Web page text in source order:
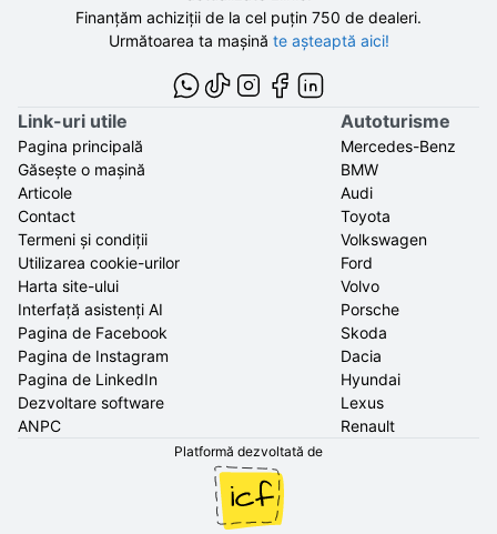
Finanțăm achiziții de la cel puțin 750 de dealeri.
Următoarea ta mașină te așteaptă aici!
Link-uri utile
Pagina principală
Găsește o mașină
Articole
Contact
Termeni și condiții
Utilizarea cookie-urilor
Harta site-ului
Interfață asistenți AI
Pagina de Facebook
Pagina de Instagram
Pagina de LinkedIn
Dezvoltare software
ANPC
Autoturisme
Mercedes-Benz
BMW
Audi
Toyota
Volkswagen
Ford
Volvo
Porsche
Skoda
Dacia
Hyundai
Lexus
Renault
Platformă dezvoltată de